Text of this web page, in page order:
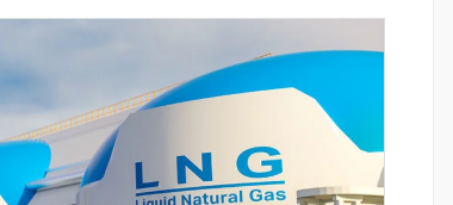
Ucom-ի աջակցությամբ ներկայացվեց
«Մտապահիր կենդանիներին» կրթական
խաղը